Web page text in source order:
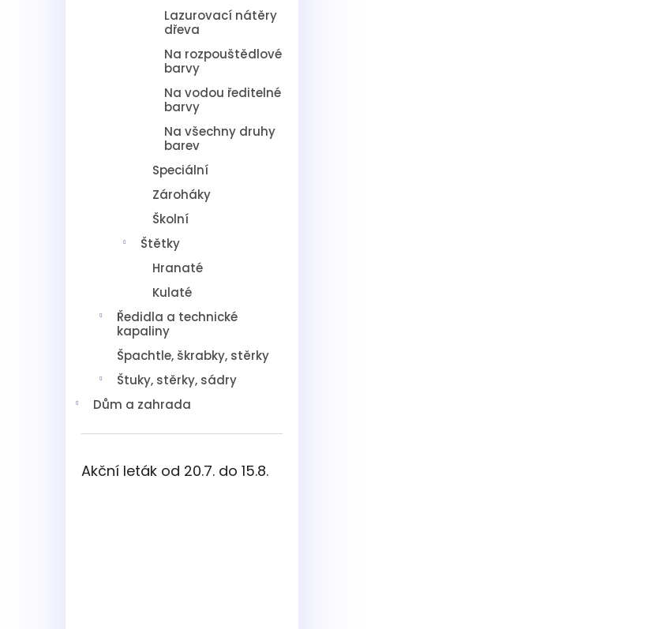
Lazurovací nátěry
dřeva
Na rozpouštědlové
barvy
Na vodou ředitelné
barvy
Na všechny druhy
barev
Speciální
Zároháky
Školní
Štětky
Hranaté
Kulaté
Ředidla a technické
kapaliny
Špachtle, škrabky, stěrky
Štuky, stěrky, sádry
Dům a zahrada
Akční leták od 20.7. do 15.8.